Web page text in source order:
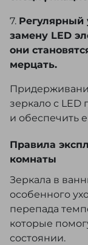
7. Регулярный
замену LED
они
мерцать.
зеркало с LED
и обеспечить
Правила
комнаты
Зеркала в
особенного
перепада
которые
состоянии.